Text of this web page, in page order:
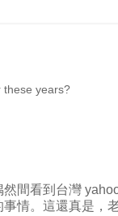
these years?
間看到台灣
情。這還真是，